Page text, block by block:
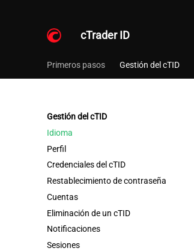
cTrader ID
Primeros pasos Gestión del cTID
Gestión del cTID
Idioma
Perfil
Credenciales del cTID
Restablecimiento de contraseña
Cuentas
Eliminación de un cTID
Notificaciones
Sesiones